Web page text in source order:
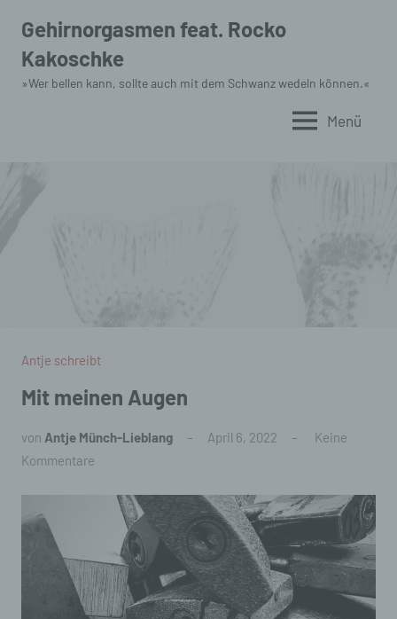
Inhalt
springen
Gehirnorgasmen feat. Rocko
Kakoschke
»Wer bellen kann, sollte auch mit dem Schwanz wedeln können.«
Menü
Antje schreibt
Mit meinen Augen
von Antje Münch-Lieblang April 6, 2022
Keine
Kommentare